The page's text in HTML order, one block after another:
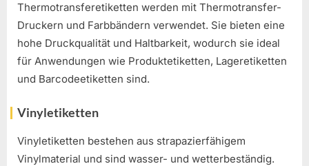
Thermotransferetiketten werden mit Thermotransfer-
Druckern und Farbbändern verwendet. Sie bieten eine
hohe Druckqualität und Haltbarkeit, wodurch sie ideal
für Anwendungen wie Produktetiketten, Lageretiketten
und Barcodeetiketten sind.
Vinyletiketten
Vinyletiketten bestehen aus strapazierfähigem
Vinylmaterial und sind wasser- und wetterbeständig.